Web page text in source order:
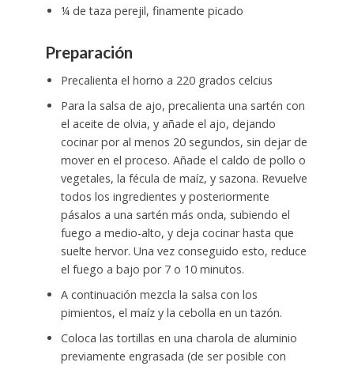
¼ de taza perejil, finamente picado
Preparación
Precalienta el horno a 220 grados celcius
Para la salsa de ajo, precalienta una sartén con
el aceite de olvia, y añade el ajo, dejando
cocinar por al menos 20 segundos, sin dejar de
mover en el proceso. Añade el caldo de pollo o
vegetales, la fécula de maíz, y sazona. Revuelve
todos los ingredientes y posteriormente
pásalos a una sartén más onda, subiendo el
fuego a medio-alto, y deja cocinar hasta que
suelte hervor. Una vez conseguido esto, reduce
el fuego a bajo por 7 o 10 minutos.
A continuación mezcla la salsa con los
pimientos, el maíz y la cebolla en un tazón.
Coloca las tortillas en una charola de aluminio
previamente engrasada (de ser posible con